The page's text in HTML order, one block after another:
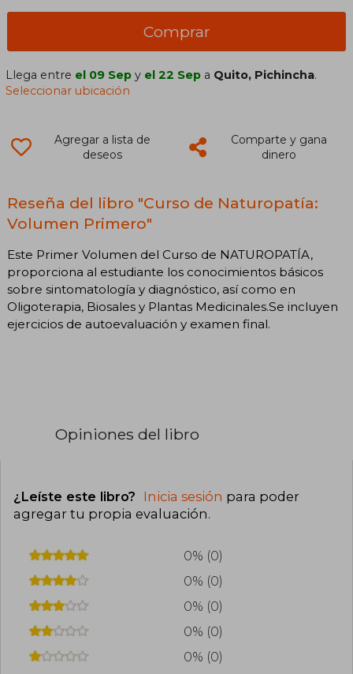
Comprar
Llega entre el 09 Sep y el 22 Sep a Quito, Pichincha.
Seleccionar ubicación
Agregar a lista de
deseos
Comparte y gana
dinero
Reseña del libro "Curso de Naturopatía:
Volumen Primero"
Este Primer Volumen del Curso de NATUROPATÍA,
proporciona al estudiante los conocimientos básicos
sobre sintomatología y diagnóstico, así como en
Oligoterapia, Biosales y Plantas Medicinales.Se incluyen
ejercicios de autoevaluación y examen final.
Opiniones del libro
¿Leíste este libro? Inicia sesión para poder
agregar tu propia evaluación.
0% (0)
0% (0)
0% (0)
0% (0)
0% (0)